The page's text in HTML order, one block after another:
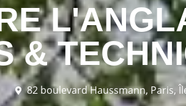
&
82 boulevard Haussmann, Paris,